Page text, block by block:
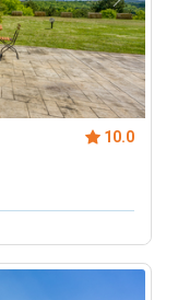
10.0